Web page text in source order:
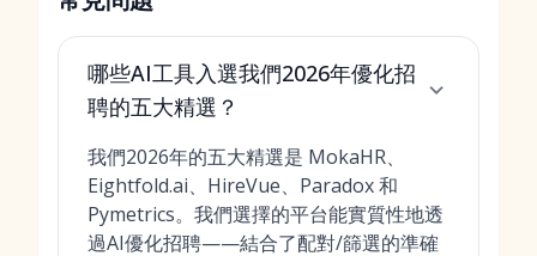
哪些AI工具入選我們2026年優化招
聘的五大精選？
我們2026年的五大精選是 MokaHR、
Eightfold.ai、HireVue、Paradox 和
Pymetrics。我們選擇的平台能實質性地透
過AI優化招聘——結合了配對/篩選的準確